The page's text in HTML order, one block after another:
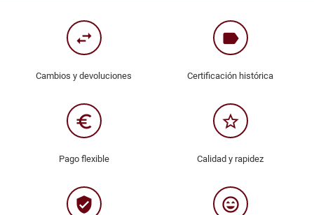
swap_horiz
Cambios y devoluciones
label
Certificación histórica
euro_symbol
Pago flexible
star_border
Calidad y rapidez
verified_user sentiment_very_satisfied